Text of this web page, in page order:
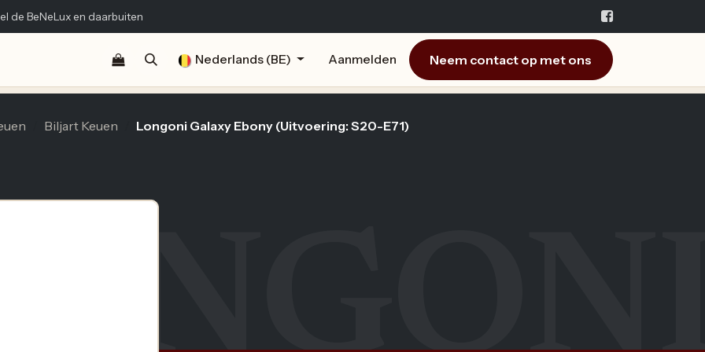
de BeNeLux en daarbuiten
Documentatie Publicaties Contact
Nederlands (BE) Aanmelden Neem contact op met ons
Biljart Keuen Longoni Galaxy Ebony (Uitvoering: S20-E71)